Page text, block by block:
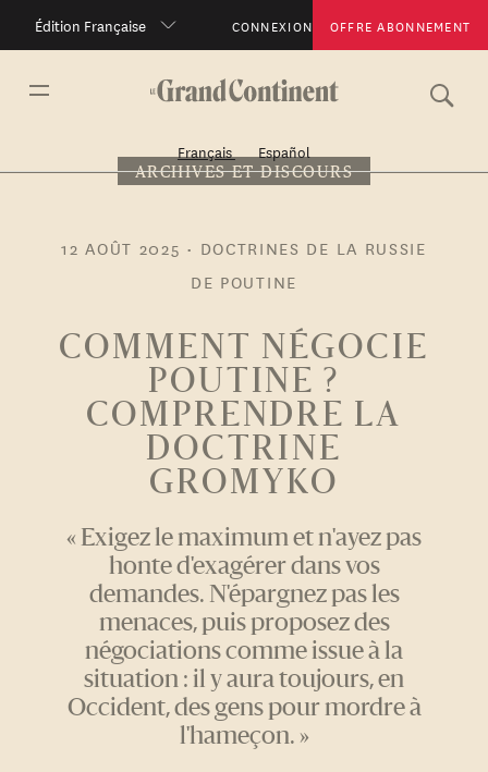
Édition Française CONNEXION OFFRE ABONNEMENT
Français Español
ARCHIVES ET DISCOURS
12 AOÛT 2025 • DOCTRINES DE LA RUSSIE
DE POUTINE
COMMENT NÉGOCIE
POUTINE ?
COMPRENDRE LA
DOCTRINE
GROMYKO
« Exigez le maximum et n'ayez pas
honte d'exagérer dans vos
demandes. N'épargnez pas les
menaces, puis proposez des
négociations comme issue à la
situation : il y aura toujours, en
Occident, des gens pour mordre à
l'hameçon. »